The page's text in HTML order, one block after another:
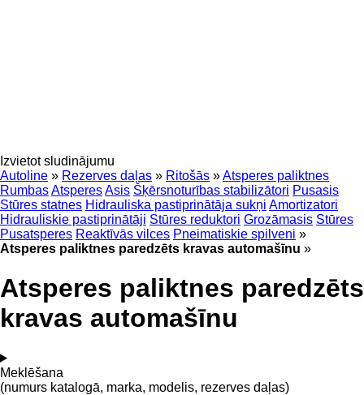
Izvietot sludinājumu
Autoline » Rezerves daļas » Ritošās »Atsperes paliktnes
RumbasAtsperesAsis Šķērsnoturības stabilizātori Pusasis
Stūres statnes Hidrauliska pastiprinātāja sukņi Amortizatori
Hidrauliskie pastiprinātāji Stūres reduktori Grozāmasis Stūres
Pusatsperes Reaktīvās vilces Pneimatiskie spilveni »
Atsperes paliktnes paredzēts kravas automašīnu »
Atsperes paliktnes paredzēts
kravas automašīnu
Meklēšana
(numurs katalogā, marka, modelis, rezerves daļas)